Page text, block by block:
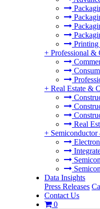
+ Professional &
+ Real Estate &
Real
+
Data Insights
Press Releases
Contact Us
0